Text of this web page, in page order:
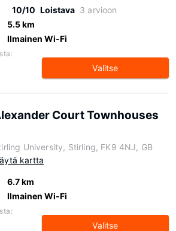
10/10 Loistava 3 arvioon
5.5 km
Ilmainen Wi-Fi
Valitse
Court Townhouses
University, Stirling, FK9 4NJ, GB
kartta
6.7 km
Ilmainen Wi-Fi
Valitse